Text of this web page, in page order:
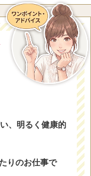
、明るく健康的
りのお仕事で